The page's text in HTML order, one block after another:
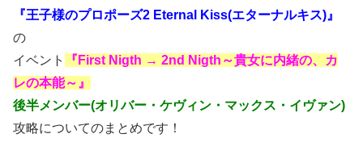
『王子様のプロポーズ2 Eternal Kiss(エターナルキス)』
の
イベント
『First Nigth → 2nd Nigth～貴女に内緒の、カ
レの本能～』
後半メンバー(オリバー・ケヴィン・マックス・イヴァン)
攻略についてのまとめです！